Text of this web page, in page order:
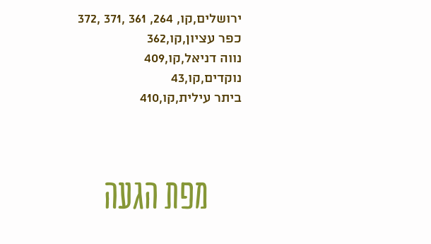
372, 371, 361 ,264 ,ירושלים,קו
362,כפר עציון,קו
409,נווה דניאל,קו
43,נוקדים,קו
410,ביתר עילית,קו
מפת הגעה